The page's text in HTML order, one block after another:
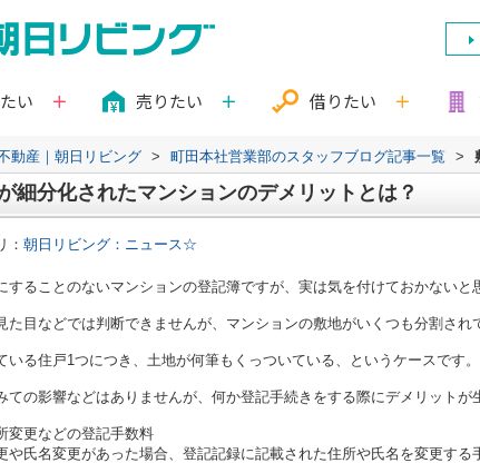
い 売りたい 借りたい
動産｜朝日リビング > 町田本社営業部のスタッフブログ記事一覧 >
細分化されたマンションのデメリットとは？
： 朝日リビング：ニュース☆
することのないマンションの登記簿ですが、実は気を付けておかないと
た目などでは判断できませんが、マンションの敷地がいくつも分割され
いる住戸1つにつき、土地が何筆もくっついている、というケースです。
ての影響などはありませんが、何か登記手続きをする際にデメリットが
変更などの登記手数料
や氏名変更があった場合、登記記録に記載された住所や氏名を変更する